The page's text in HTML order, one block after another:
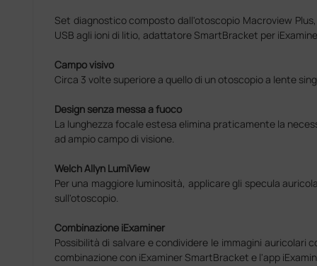
Set diagnostico composto dall'otoscopio Macroview
USB agli ioni di litio, adattatore SmartBracket per
Campo visivo
Circa 3 volte superiore a quello di un otoscopio a lente
Design senza messa a fuoco
La lunghezza focale estesa elimina praticamente la
ad ampio campo di visione.
Welch Allyn LumiView
Per una maggiore luminosità, applicare gli specula
sull'otoscopio.
Combinazione iExaminer
Possibilità di salvare e condividere le immagini auricolari
combinazione con iExaminer SmartBracket e l'app